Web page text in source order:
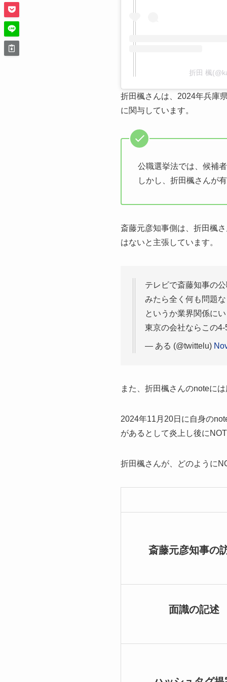
折田 楓
折田楓さんは、2024年兵庫
に関与しています。
公職選挙法では、候補
しかし、折田楓さんが
斎藤元彦知事側は、折田楓
はないと主張しています。
テレビで斎藤知事の
みたら全く何も問題
というか業界関係に
東京の会社ならこの
— ある (@twittelu)
また、折田楓さんのnoteに
2024年11月20日に自身の
があるとして炎上し後に
折田楓さんが、どのように
斎藤元彦知事の
面識の記述